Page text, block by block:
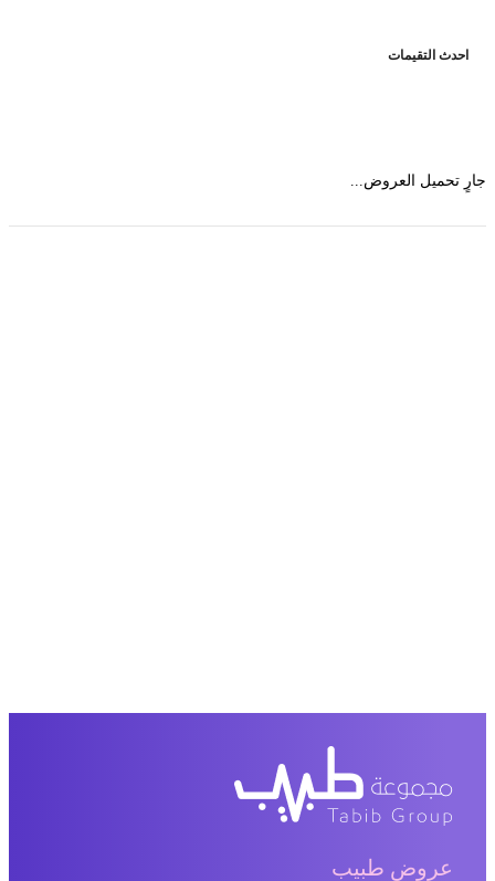
التقيمات
تحميل العروض...
عروض طبيب